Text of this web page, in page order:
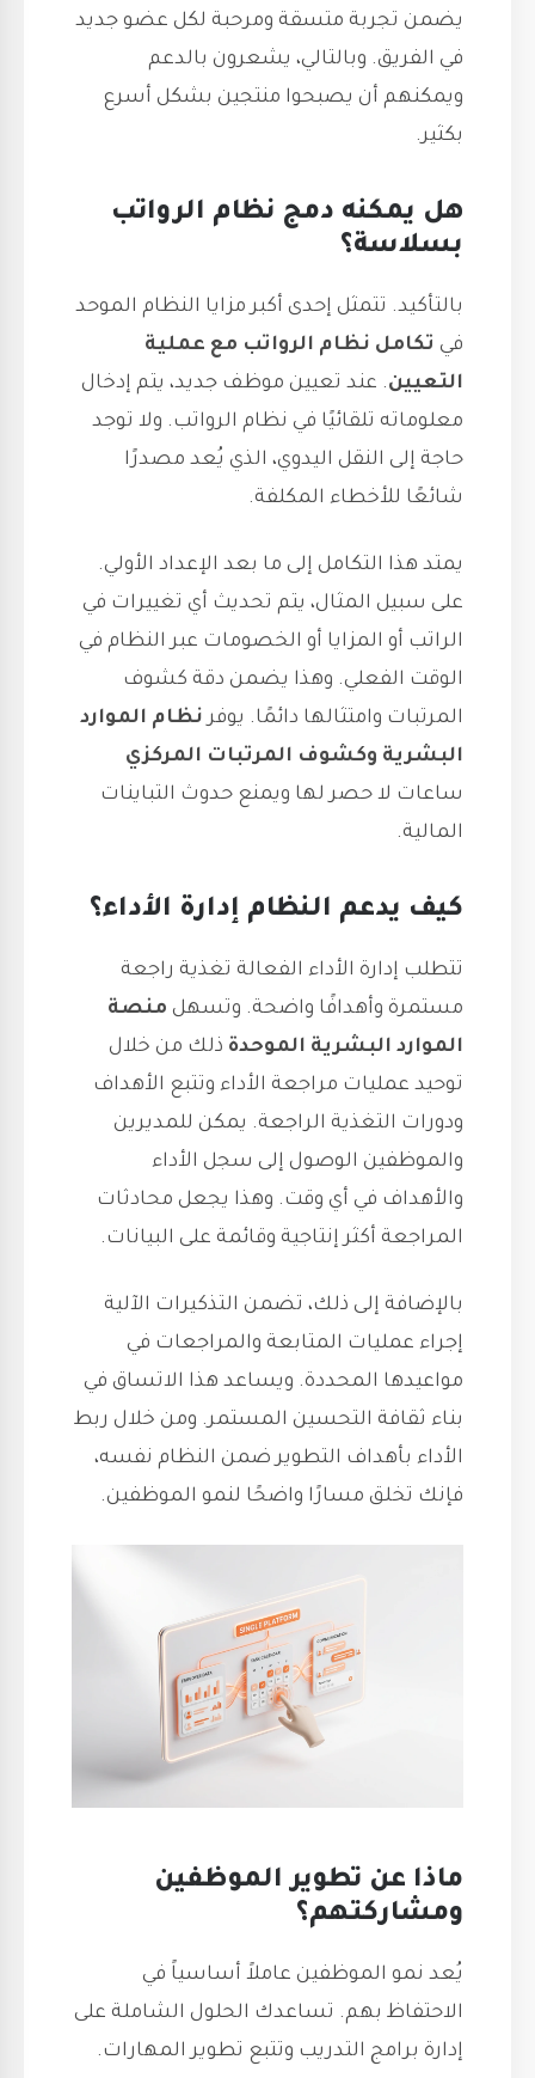
يضمن تجربة متسقة ومرحبة لكل عضو جديد
في الفريق. وبالتالي، يشعرون بالدعم
ويمكنهم أن يصبحوا منتجين بشكل أسرع
بكثير.
هل يمكنه دمج نظام الرواتب
بسلاسة؟
بالتأكيد. تتمثل إحدى أكبر مزايا النظام الموحد
في تكامل نظام الرواتب مع عملية
التعيين. عند تعيين موظف جديد، يتم إدخال
معلوماته تلقائيًا في نظام الرواتب. ولا توجد
حاجة إلى النقل اليدوي، الذي يُعد مصدرًا
شائعًا للأخطاء المكلفة.
يمتد هذا التكامل إلى ما بعد الإعداد الأولي.
على سبيل المثال، يتم تحديث أي تغييرات في
الراتب أو المزايا أو الخصومات عبر النظام في
الوقت الفعلي. وهذا يضمن دقة كشوف
المرتبات وامتثالها دائمًا. يوفرنظام الموارد
البشرية وكشوف المرتبات المركزي
ساعات لا حصر لها ويمنع حدوث التباينات
المالية.
كيف يدعم النظام إدارة الأداء؟
تتطلب إدارة الأداء الفعالة تغذية راجعة
مستمرة وأهدافًا واضحة. وتسهل منصة
الموارد البشرية الموحدة ذلك من خلال
توحيد عمليات مراجعة الأداء وتتبع الأهداف
ودورات التغذية الراجعة. يمكن للمديرين
والموظفين الوصول إلى سجل الأداء
والأهداف في أي وقت. وهذا يجعل محادثات
المراجعة أكثر إنتاجية وقائمة على البيانات.
بالإضافة إلى ذلك، تضمن التذكيرات الآلية
إجراء عمليات المتابعة والمراجعات في
مواعيدها المحددة. ويساعد هذا الاتساق في
بناء ثقافة التحسين المستمر. ومن خلال ربط
الأداء بأهداف التطوير ضمن النظام نفسه،
فإنك تخلق مسارًا واضحًا لنمو الموظفين.
ماذا عن تطوير الموظفين
ومشاركتهم؟
يُعد نمو الموظفين عاملاً أساسياً في
الاحتفاظ بهم. تساعدك الحلول الشاملة على
إدارة برامج التدريب وتتبع تطوير المهارات.